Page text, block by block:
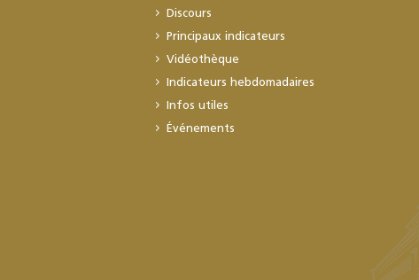
Discours
Principaux indicateurs
Vidéothèque
Indicateurs hebdomadaires
Infos utiles
Événements